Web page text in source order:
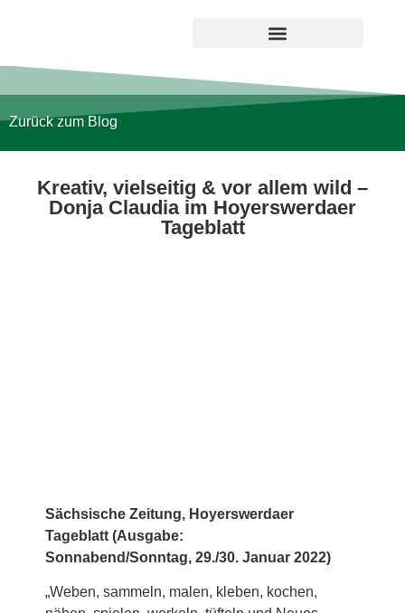
Zurück zum Blog
Kreativ, vielseitig & vor allem wild –
Donja Claudia im Hoyerswerdaer
Tageblatt
Sächsische Zeitung, Hoyerswerdaer
Tageblatt (Ausgabe:
Sonnabend/Sonntag, 29./30. Januar 2022)
„Weben, sammeln, malen, kleben, kochen,